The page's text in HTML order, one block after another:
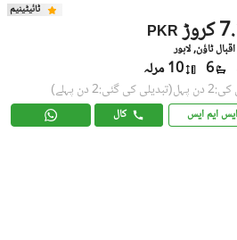
ٹائیٹینیم
PKR
ٹاؤن, لاہور
6 10 مرلہ
دن پہل (تبدیلی کی گئی:2 دن پہلے)
ایس ایم ایس کال